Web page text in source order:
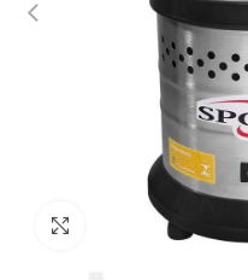
Clique para ampliar